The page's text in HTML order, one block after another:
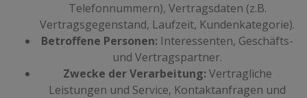
Telefonnummern), Vertragsdaten (z.B.
Vertragsgegenstand, Laufzeit, Kundenkategorie).
Betroffene Personen: Interessenten, Geschäfts-
und Vertragspartner.
Zwecke der Verarbeitung:Vertragliche
Leistungen und Service, Kontaktanfragen und